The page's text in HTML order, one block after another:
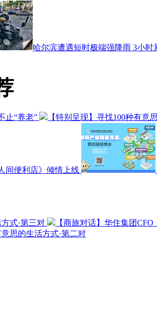
哈尔滨遭遇短时极端强降雨 3小时
止“养老” 【特别呈现】寻找100种有意
间便利店》倾情上线
式·第三对
【商旅对话】华住集团
思的生活方式·第二对